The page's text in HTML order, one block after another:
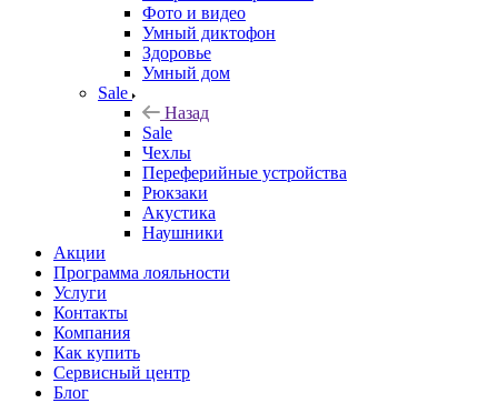
Фото и видео
Умный диктофон
Здоровье
Умный дом
Sale
Назад
Sale
Чехлы
Переферийные устройства
Рюкзаки
Акустика
Наушники
Акции
Программа лояльности
Услуги
Контакты
Компания
Как купить
Сервисный центр
Блог